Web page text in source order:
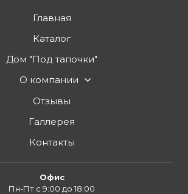
Главная
Каталог
Дом "Под тапочки"
О компании
Отзывы
Галлерея
Контакты
Офис
Пн-Пт с 9:00 до 18:00